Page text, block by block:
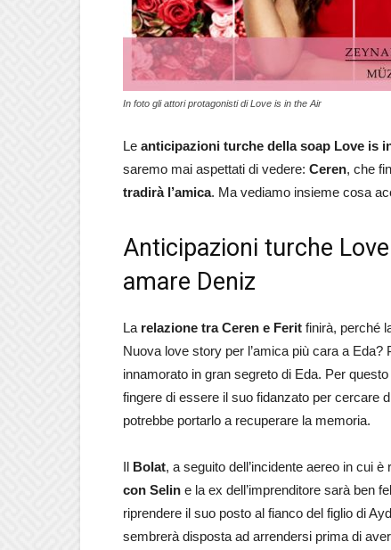
In foto gli attori protagonisti di Love is in the Air
Le anticipazioni turche della soap Love is
saremo mai aspettati di vedere: Ceren, che
tradirà l’amica. Ma vediamo insieme cosa
Anticipazioni turche
amare Deniz
La relazione tra Ceren e Ferit finirà, perché
Nuova love story per l’amica più cara a
innamorato in gran segreto di Eda. Per
fingere di essere il suo fidanzato per cercare
potrebbe portarlo a recuperare la memoria.
Il Bolat, a seguito dell’incidente aereo in cui
con Selin e la ex dell’imprenditore sarà ben
riprendere il suo posto al fianco del figlio di
sembrerà disposta ad arrendersi prima di